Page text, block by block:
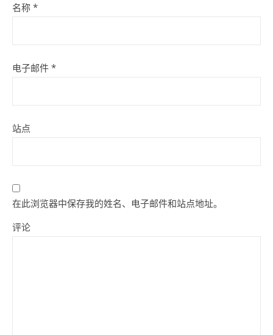
名称 *
电子邮件 *
站点
在此浏览器中保存我的姓名、电子邮件和站点地址。
评论